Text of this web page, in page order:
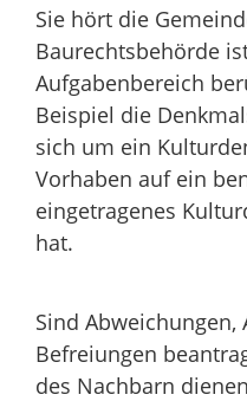
Sie hört die
Baurechtsbehörde
Aufgabenbereich
Beispiel die
sich um ein
Vorhaben auf ein
eingetragenes
hat.
Sind
Befreiungen
des Nachbarn